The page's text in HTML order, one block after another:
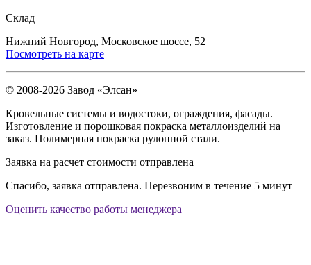
Склад
Нижний Новгород, Московское шоссе, 52
Посмотреть на карте
© 2008-2026 Завод «Элсан»
Кровельные системы и водостоки, ограждения, фасады.
Изготовление и порошковая покраска металлоизделий на
заказ. Полимерная покраска рулонной стали.
Заявка на расчет стоимости отправлена
Спасибо, заявка отправлена. Перезвоним в течение 5 минут
Оценить качество работы менеджера